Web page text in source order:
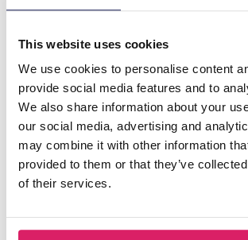
This website uses cookies
We use cookies to personalise content
provide social media features and to
We also share information about your
our social media, advertising and
may combine it with other information
provided to them or that they’ve
of their services.
Onze collectie riemen bevat ook echte leren
groothandel zoeken wij altijd naar de leukste
laatste trends.
Onze lederen riemen zijn stevig, soepel en
zoek naar een groothandel in mooie leren
Trading zit u goed.
Staffelkorting -5% -10% -15%